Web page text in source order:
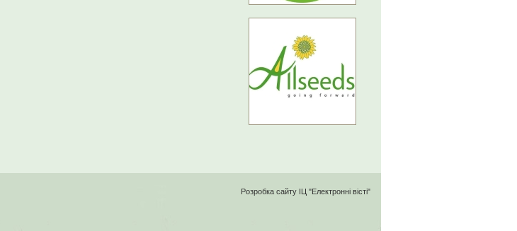
Розробка сайту ІЦ "Електронні вісті"